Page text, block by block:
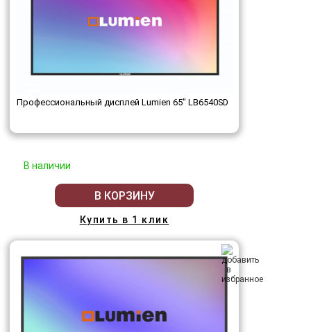
Профессиональный дисплей Lumien 65" LB6540SD
В наличии
В КОРЗИНУ
Купить в 1 клик